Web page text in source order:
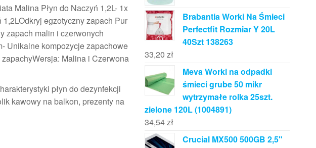
Malina Płyn do Naczyń 1,2L- 1x
egzotyczny zapach Pur
zapach malin i czerwonych
Unikalne kompozycje zapachowe
Malina i Czerwona
płyn do dezynfekcji
kawowy na balkon, prezenty na
Brabantia Worki Na Śmieci
Perfectfit Rozmiar Y 20L
40Szt 138263
33,20 zł
Meva Worki na odpadki
śmieci grube 50 mikr
wytrzymałe rolka 25szt.
zielone 120L (1004891)
34,54zł
Crucial MX500 500GB 2,5"